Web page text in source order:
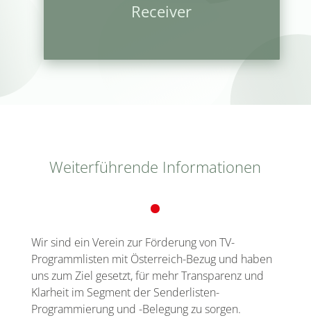
Receiver
Weiterführende Informationen
Wir sind ein Verein zur Förderung von TV-
Programmlisten mit Österreich-Bezug und haben
uns zum Ziel gesetzt, für mehr Transparenz und
Klarheit im Segment der Senderlisten-
Programmierung und -Belegung zu sorgen.